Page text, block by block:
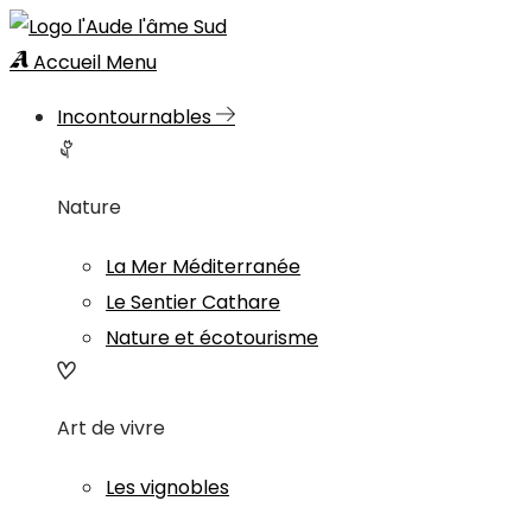
Accueil Menu
Incontournables
Nature
La Mer Méditerranée
Le Sentier Cathare
Nature et écotourisme
Art de vivre
Les vignobles